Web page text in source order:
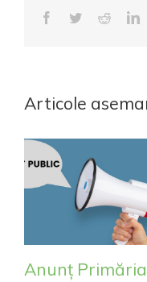
Facebook
TwitterReddit
Articole
Anunț Primăria